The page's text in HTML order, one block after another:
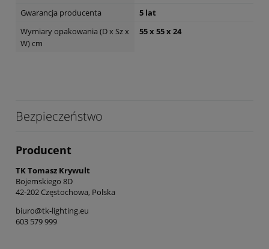
Gwarancja producenta
5 lat
Wymiary opakowania (D x Sz x
W) cm
55 x 55 x 24
Bezpieczeństwo
Producent
TK Tomasz Krywult
Bojemskiego 8D
42-202 Częstochowa, Polska
biuro@tk-lighting.eu
603 579 999